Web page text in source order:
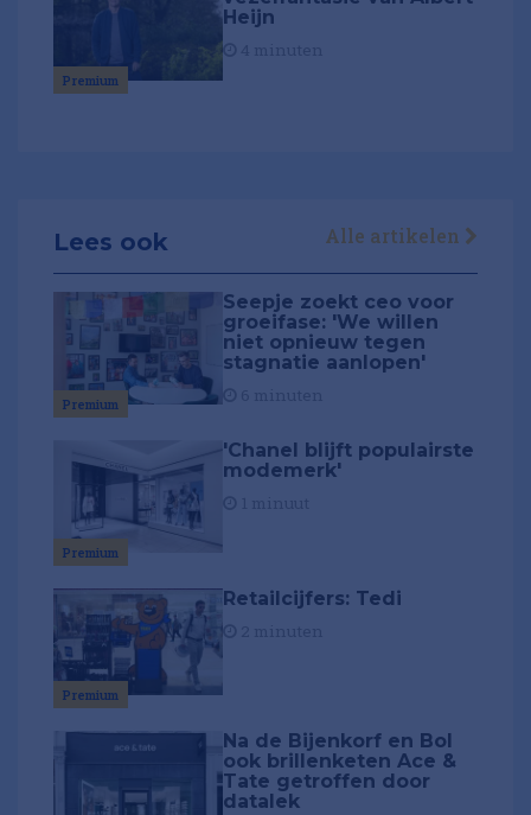
Premium
Heijn
Lees ook Alle artikelen
Premium
Seepje zoekt ceo voor
groeifase: 'We willen
niet opnieuw tegen
stagnatie aanlopen'
Premium
'Chanel blijft populairste
modemerk'
Premium
Retailcijfers: Tedi
Na de Bijenkorf en Bol
ook brillenketen Ace &
Tate getroffen door
datalek